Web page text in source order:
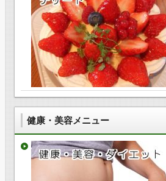
健康・美容メニュー